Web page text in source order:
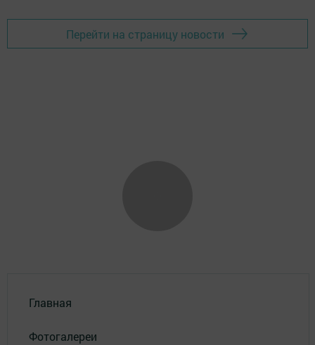
Перейти на страницу новости
Главная
Фотогалереи